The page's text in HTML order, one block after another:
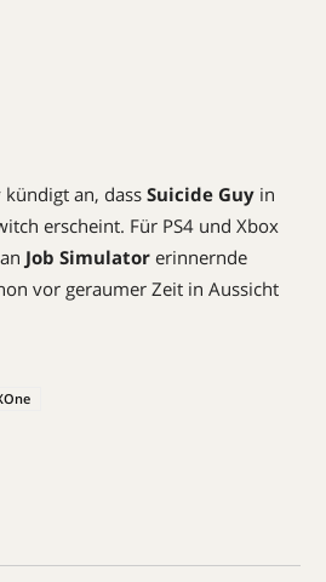
an, dass Suicide Guy in
erscheint. Für PS4 und Xbox
Job Simulator erinnernde
vor geraumer Zeit in Aussicht